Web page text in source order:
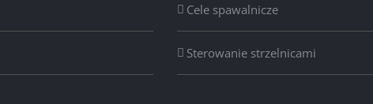
Cele spawalnicze
Sterowanie strzelnicami